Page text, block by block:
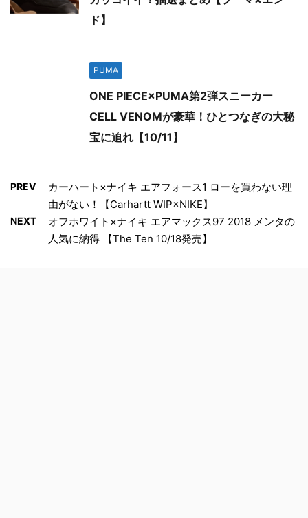
ド】
PUMA
ONE PIECE×PUMA第2弾スニーカー
CELL VENOMが豪華！ひとつなぎの大秘
宝に迫れ【10/11】
PREV
カーハート×ナイキ エアフォース1 ローを買わない理
由がない！【Carhartt WIP×NIKE】
NEXT
オフホワイト×ナイキ エアマックス97 2018 メンタの
人気に納得 【The Ten 10/18発売】